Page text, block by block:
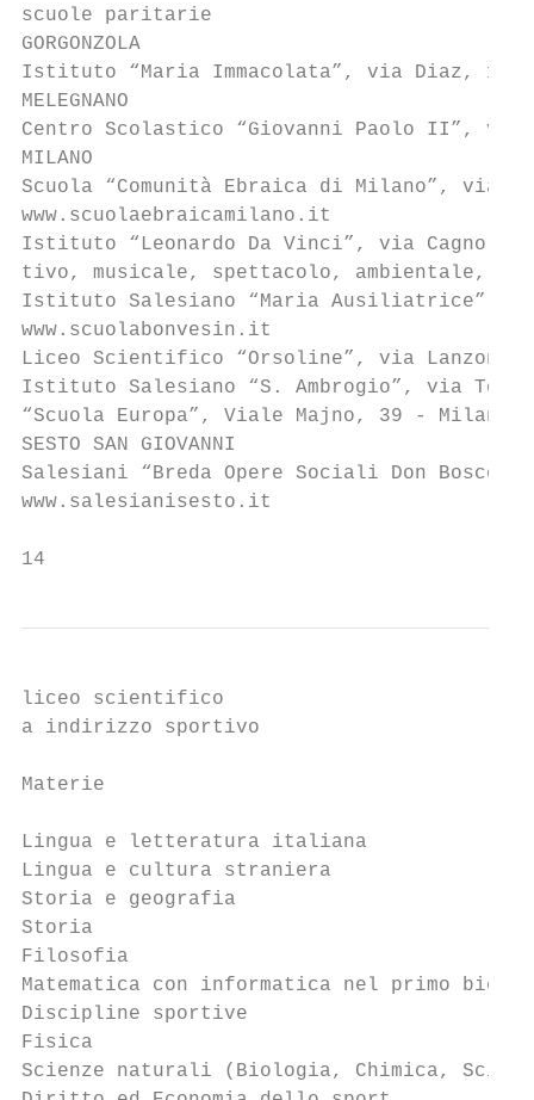
scuole paritarie
GORGONZOLA
Istituto “Maria Immacolata”, via Diaz, 1 -
MELEGNANO
Centro Scolastico “Giovanni Paolo II”, via
MILANO
Scuola “Comunità Ebraica di Milano”, via
www.scuolaebraicamilano.it
Istituto “Leonardo Da Vinci”, via
tivo, musicale, spettacolo, ambientale,
Istituto Salesiano “Maria Ausiliatrice”,
www.scuolabonvesin.it
Liceo Scientifico “Orsoline”, via
Istituto Salesiano “S. Ambrogio”, via
“Scuola Europa”, Viale Majno, 39 - Milano,
SESTO SAN GIOVANNI
Salesiani “Breda Opere Sociali Don
www.salesianisesto.it
14
liceo scientifico
a indirizzo sportivo
Materie
Lingua e letteratura italiana
Lingua e cultura straniera
Storia e geografia
Storia
Filosofia
Matematica con informatica nel
Discipline sportive
Fisica
Scienze naturali (Biologia,